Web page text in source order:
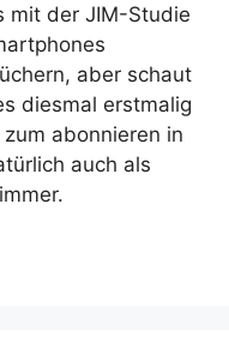
mit der JIM-Studie
aber schaut
diesmal erstmalig
zum abonnieren in
auch als